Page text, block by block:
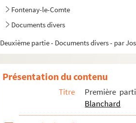
Fontenay-le-Comte
Documents divers
Deuxième partie - Documents divers - par
Présentation du contenu
Titre
Première
Blanchard